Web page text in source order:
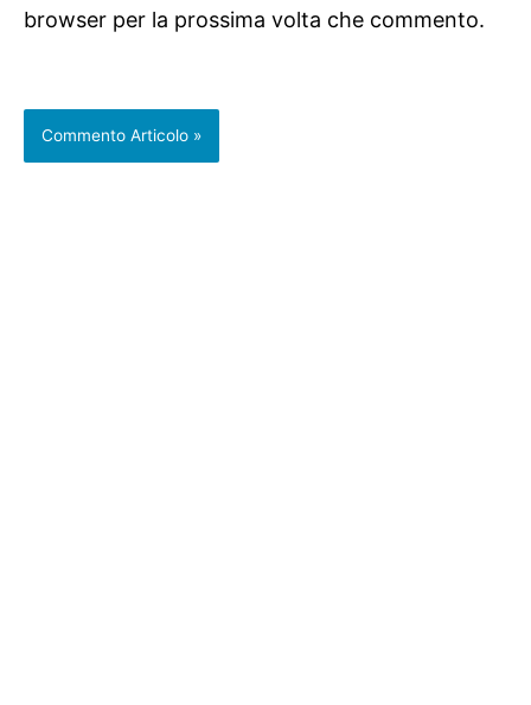
browser per la prossima volta che commento.